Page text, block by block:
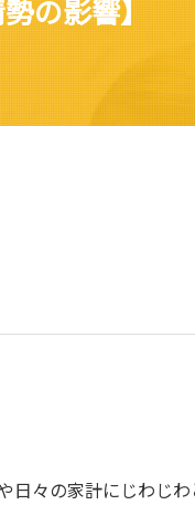
の影響】
日々の家計にじわじ